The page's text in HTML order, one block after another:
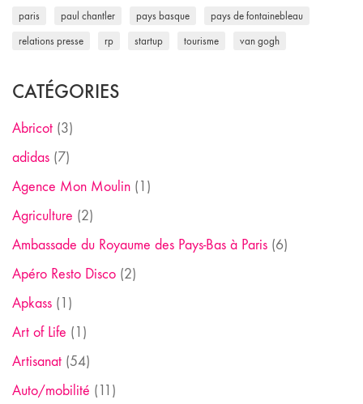
paris paul chantler pays basque pays de fontainebleau
relations presse rp startup tourisme van gogh
CATÉGORIES
Abricot (3)
adidas (7)
Agence Mon Moulin (1)
Agriculture (2)
Ambassade du Royaume des Pays-Bas à Paris (6)
Apéro Resto Disco (2)
Apkass (1)
Art of Life (1)
Artisanat (54)
Auto/mobilité (11)